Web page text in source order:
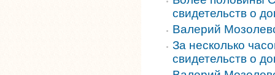
свидетельств о
Валерий
За несколько
свидетельств о